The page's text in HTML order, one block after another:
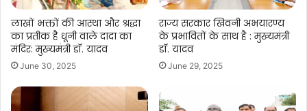
लाखों भक्तों की आस्था और श्रद्धा
का प्रतीक है धूनी वाले दादा का
मंदिर: मुख्यमंत्री डॉ. यादव
June 30, 2025
राज्य सरकार खिवनी अभयारण्य
के प्रभावितों के साथ है : मुख्यमंत्री
डॉ. यादव
June 29, 2025